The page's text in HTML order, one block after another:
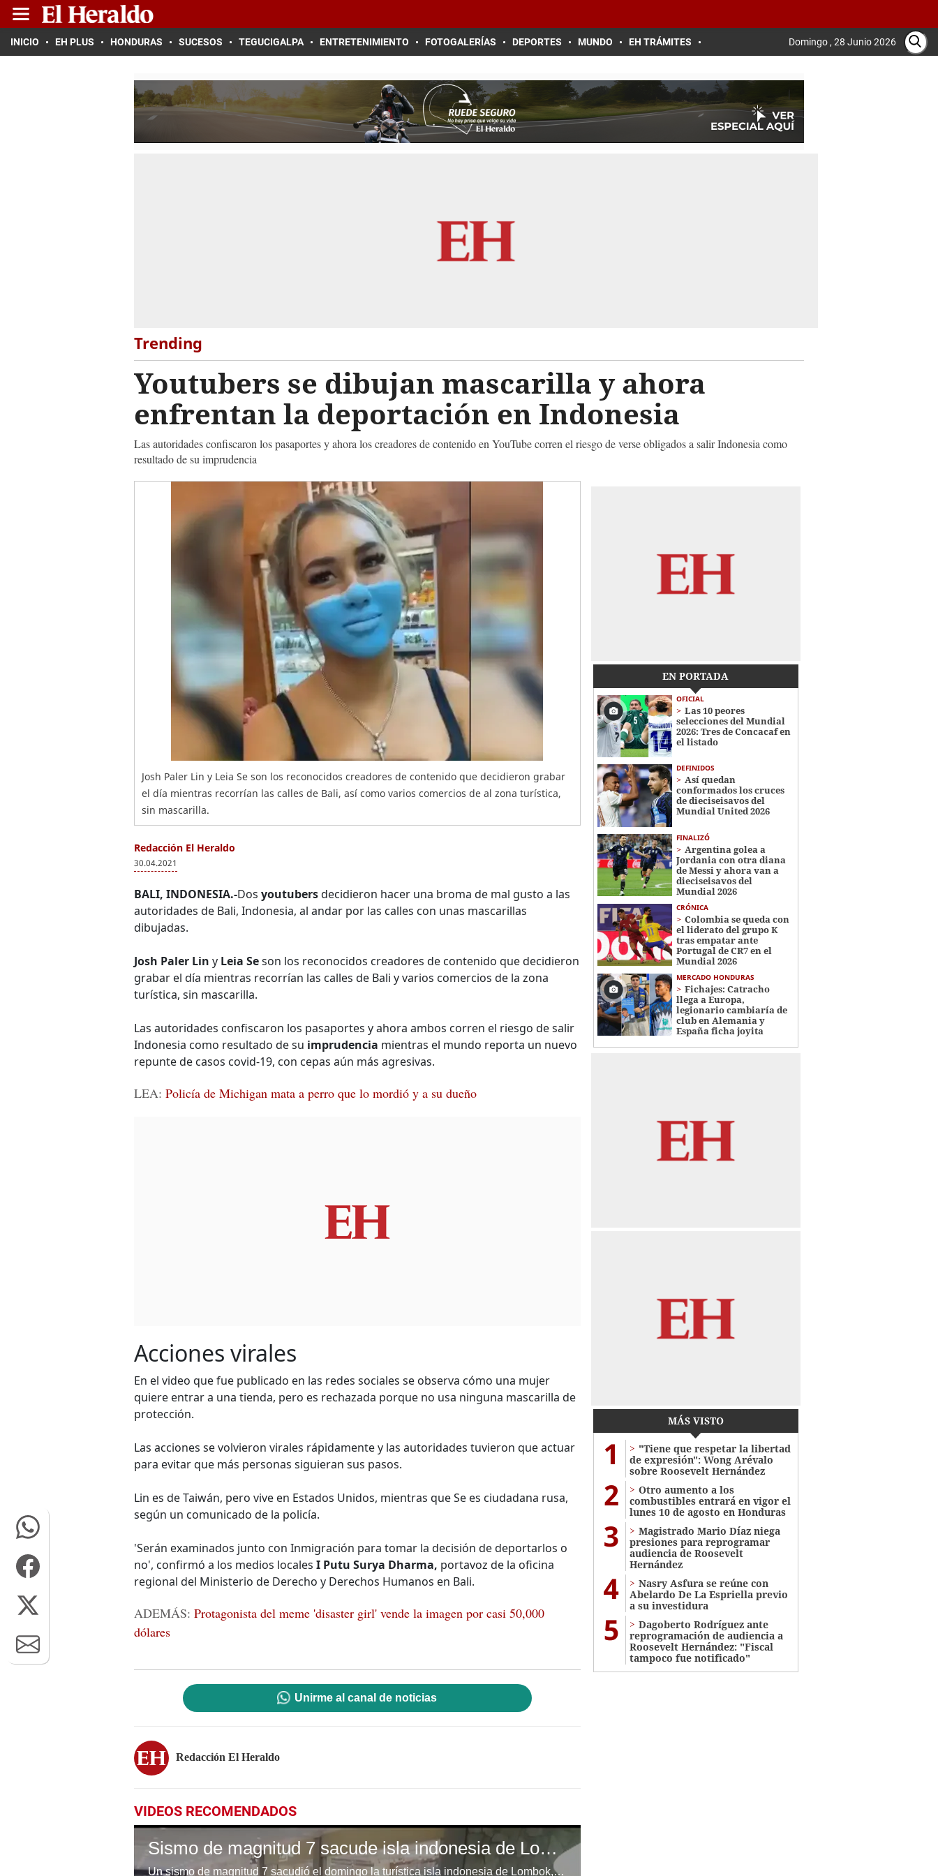
INICIO EH PLUS HONDURAS SUCESOS TEGUCIGALPA ENTRETENIMIENTO FOTOGALERÍAS DEPORTES MUNDO EH TRÁMITES Domingo , 28 Junio 2026
Trending
Youtubers se dibujan mascarilla y ahora
enfrentan la deportación en Indonesia
Las autoridades confiscaron los pasaportes y ahora los creadores de contenido en YouTube corren el riesgo de verse obligados a salir Indonesia como
resultado de su imprudencia
Josh Paler Lin y Leia Se son los reconocidos creadores de contenido que decidieron grabar
el día mientras recorrían las calles de Bali, así como varios comercios de al zona turística,
sin mascarilla.
Redacción El Heraldo
30.04.2021
BALI, INDONESIA.-Dos youtubersdecidieron hacer una broma de mal gusto a las
autoridades de Bali, Indonesia, al andar por las calles con unas mascarillas
dibujadas.
Josh Paler Lin y Leia Seson los reconocidos creadores de contenido que decidieron
grabar el día mientras recorrían las calles de Bali y varios comercios de la zona
turística, sin mascarilla.
Las autoridades confiscaron los pasaportes y ahora ambos corren el riesgo de salir
Indonesia como resultado de su imprudencia mientras el mundo reporta un nuevo
repunte de casos covid-19, con cepas aún más agresivas.
LEA: Policía de Michigan mata a perro que lo mordió y a su dueño
Acciones virales
En el video que fue publicado en las redes sociales se observa cómo una mujer
quiere entrar a una tienda, pero es rechazada porque no usa ninguna mascarilla de
protección.
Las acciones se volvieron virales rápidamente y las autoridades tuvieron que actuar
para evitar que más personas siguieran sus pasos.
Lin es de Taiwán, pero vive en Estados Unidos, mientras que Se es ciudadana rusa,
según un comunicado de la policía.
'Serán examinados junto con Inmigración para tomar la decisión de deportarlos o
no', confirmó a los medios locales I Putu Surya Dharma, portavoz de la oficina
regional del Ministerio de Derecho y Derechos Humanos en Bali.
ADEMÁS: Protagonista del meme 'disaster girl' vende la imagen por casi 50,000
dólares
Unirme al canal de noticias
Redacción El Heraldo
VIDEOS RECOMENDADOS
Sismo de magnitud 7 sacude isla indonesia de Lombok
Un sismo de magnitud 7 sacudió el domingo la turística isla indonesia de Lombok, informó el servicio geológico de Estados Unidos
EN PORTADA
OFICIAL
Las 10 peores
selecciones del Mundial
2026: Tres de Concacaf en
el listado
DEFINIDOS
Así quedan
conformados los cruces
de dieciseisavos del
Mundial United 2026
FINALIZÓ
Argentina golea a
Jordania con otra diana
de Messi y ahora van a
dieciseisavos del
Mundial 2026
CRÓNICA
Colombia se queda con
el liderato del grupo K
tras empatar ante
Portugal de CR7 en el
Mundial 2026
MERCADO HONDURAS
Fichajes: Catracho
llega a Europa,
legionario cambiaría de
club en Alemania y
España ficha joyita
MÁS VISTO
1
"Tiene que respetar la libertad
de expresión": Wong Arévalo
sobre Roosevelt Hernández
2
Otro aumento a los
combustibles entrará en vigor el
lunes 10 de agosto en Honduras
3
Magistrado Mario Díaz niega
presiones para reprogramar
audiencia de Roosevelt
Hernández
4
Nasry Asfura se reúne con
Abelardo De La Espriella previo
a su investidura
5
Dagoberto Rodríguez ante
reprogramación de audiencia a
Roosevelt Hernández: "Fiscal
tampoco fue notificado"